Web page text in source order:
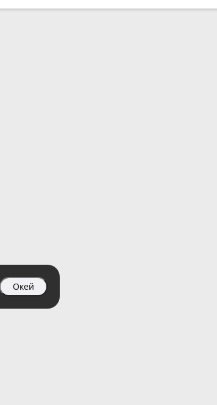
Окей